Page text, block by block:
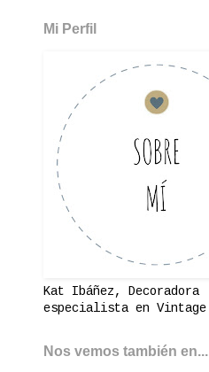
Mi Perfil
Kat Ibáñez, Decoradora
especialista en Vintage
Nos vemos también en...